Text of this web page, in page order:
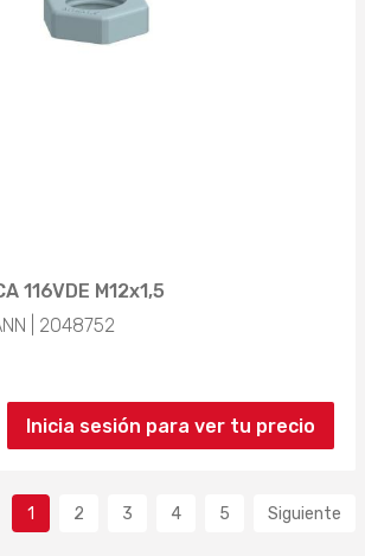
116VDE M12x1,5
| 2048752
Inicia sesión para ver tu precio
1 2 3 4 5 Siguiente